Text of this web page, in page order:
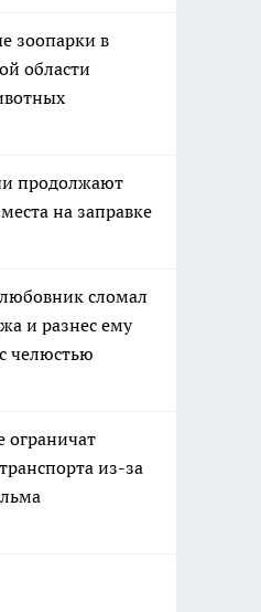
зоопарки в
области
продолжают
на заправке
сломал
и разнес ему
челюстью
ограничат
из-за